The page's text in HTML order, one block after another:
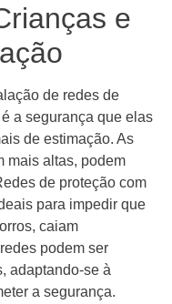
e
de redes de
a segurança que elas
de estimação. As
mais altas, podem
de proteção com
para impedir que
caiam
podem ser
adaptando-se à
a segurança.